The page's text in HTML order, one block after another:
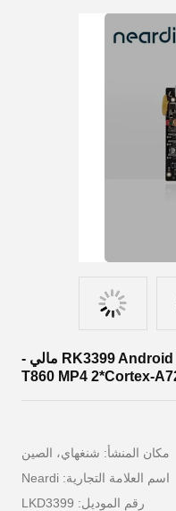
RK3399 Android Embedded Board Arm SBC مالي -
T860 MP4 2*Cortex-
مكان المنشأ: شنغهاي، الصين
اسم العلامة التجارية: Neardi
رقم الموديل: LKD3399